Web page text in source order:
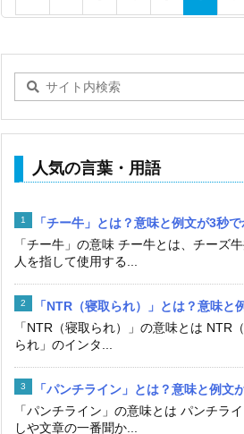
人気の言葉・用語
「チー牛」とは？意味と例文が3秒で
「チー牛」の意味 チー牛とは、チーズ
人を指して使用する...
「NTR（寝取られ）」とは？意味と
「NTR（寝取られ）」の意味とは NTR
られ」のインタ...
「パンチライン」とは？意味と例文
「パンチライン」の意味とは パンチラ
しや文章の一番聞か...